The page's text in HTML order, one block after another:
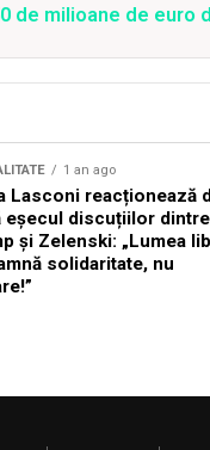
de milioane de euro
1 an ago
Lasconi reacționează
eșecul discuțiilor dintre
și Zelenski: „Lumea
solidaritate, nu